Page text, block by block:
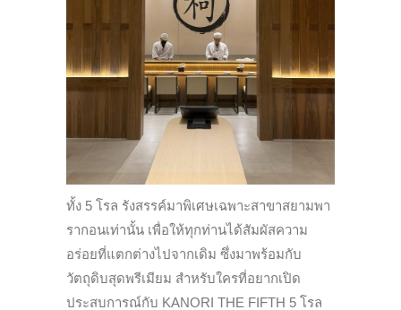
ทั้ง 5 โรล รังสรรค์มาพิเศษเฉพาะสาขาสยามพา
รากอนเท่านั้น เพื่อให้ทุกท่านได้สัมผัสความ
อร่อยที่แตกต่างไปจากเดิม ซึ่งมาพร้อมกับ
วัตถุดิบสุดพรีเมียม สำหรับใครที่อยากเปิด
ประสบการณ์กับ KANORI THE FIFTH 5 โรล